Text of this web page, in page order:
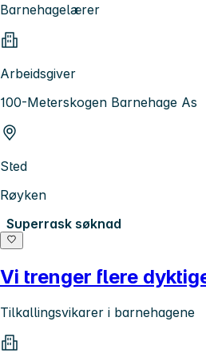
Barnehagelærer
Arbeidsgiver
100-Meterskogen Barnehage As
Sted
Røyken
Superrask søknad
Vi trenger flere
Tilkallingsvikarer i barnehagene